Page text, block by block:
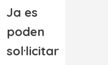
Ja es
poden
sol·licitar